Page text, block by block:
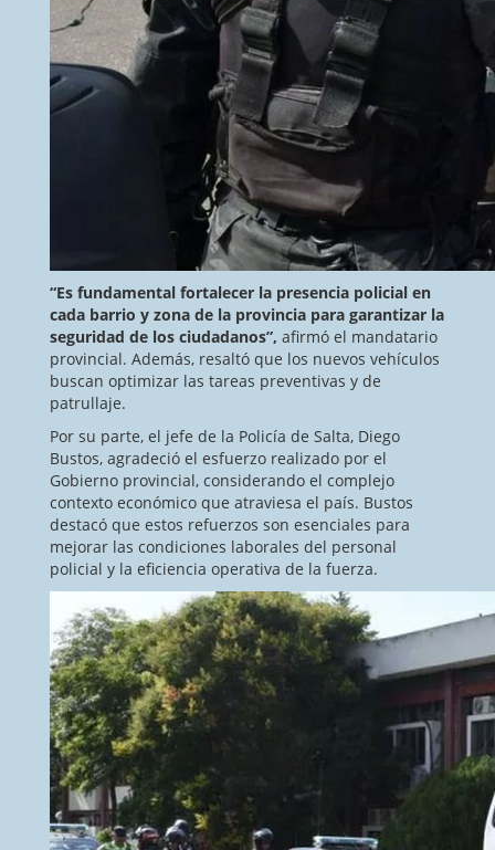
“Es fundamental fortalecer la presencia policial en
cada barrio y zona de la provincia para garantizar la
seguridad de los ciudadanos”, afirmó el mandatario
provincial. Además, resaltó que los nuevos vehículos
buscan optimizar las tareas preventivas y de
patrullaje.
Por su parte, el jefe de la Policía de Salta, Diego
Bustos, agradeció el esfuerzo realizado por el
Gobierno provincial, considerando el complejo
contexto económico que atraviesa el país. Bustos
destacó que estos refuerzos son esenciales para
mejorar las condiciones laborales del personal
policial y la eficiencia operativa de la fuerza.